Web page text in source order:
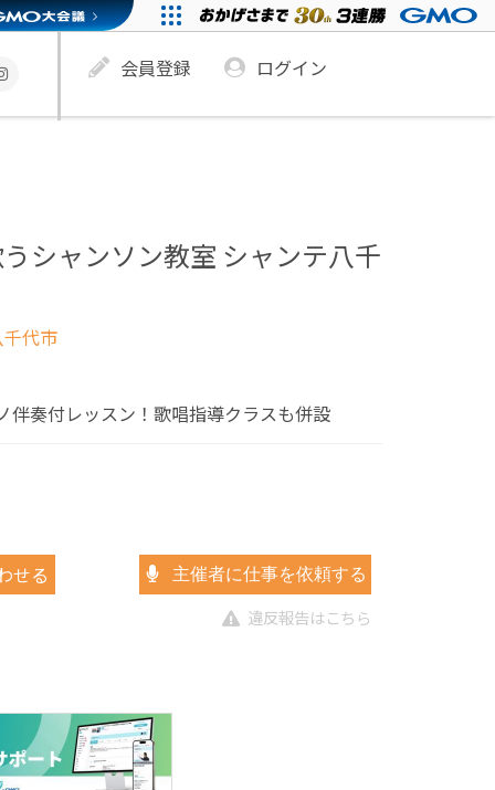
会員登録 ログイン
シャンソン教室 シャンテ八千
代市
伴奏付レッスン！歌唱指導クラスも併設
せる 主催者に仕事を依頼する
違反報告はこちら